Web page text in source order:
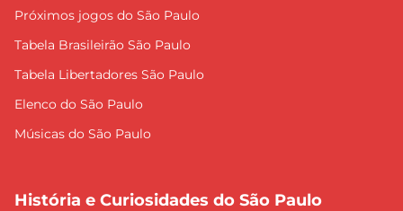
Próximos jogos do São Paulo
Tabela Brasileirão São Paulo
Tabela Libertadores São Paulo
Elenco do São Paulo
Músicas do São Paulo
História e Curiosidades do São Paulo